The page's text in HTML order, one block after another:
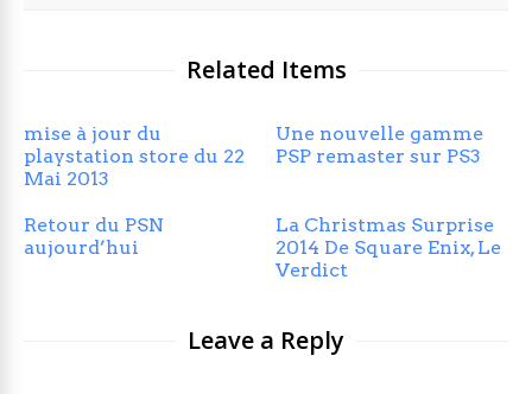
Related Items
mise à jour du
playstation store du 22
Mai 2013
Une nouvelle gamme
PSP remaster sur PS3
Retour du PSN
aujourd’hui
La Christmas Surprise
2014 De Square Enix, Le
Verdict
Leave a Reply